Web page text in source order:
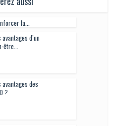
la...
centre de bien-